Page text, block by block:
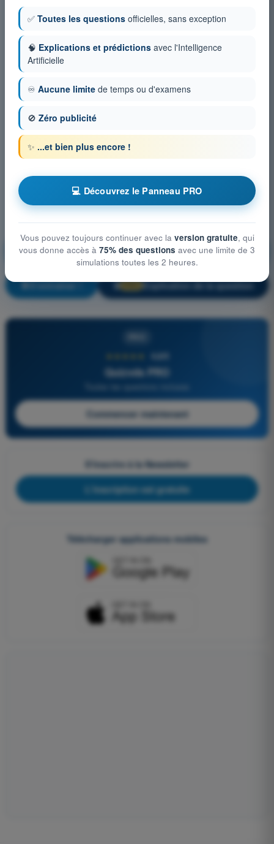
Droit aérien et procédures du contrôle de la
circulation aérienne
S'entraîner ! 🔒 Explication de la question
4,6/5
Quizvds PRO
Commencer maintenant
S'inscrire à la Newsletter
L'inscription est gratuite
Télécharger applications mobiles
✅ Toutes les questions officielles, sans exception
🧠 Explications et prédictions avec l'Intelligence
Artificielle
♾️ Aucune limite de temps ou d'examens
🚫 Zéro publicité
✨ ...et bien plus encore !
💻 Découvrez le Panneau PRO
Vous pouvez toujours continuer avec la version gratuite, qui
vous donne accès à 75% des questions avec une limite de 3
simulations toutes les 2 heures.